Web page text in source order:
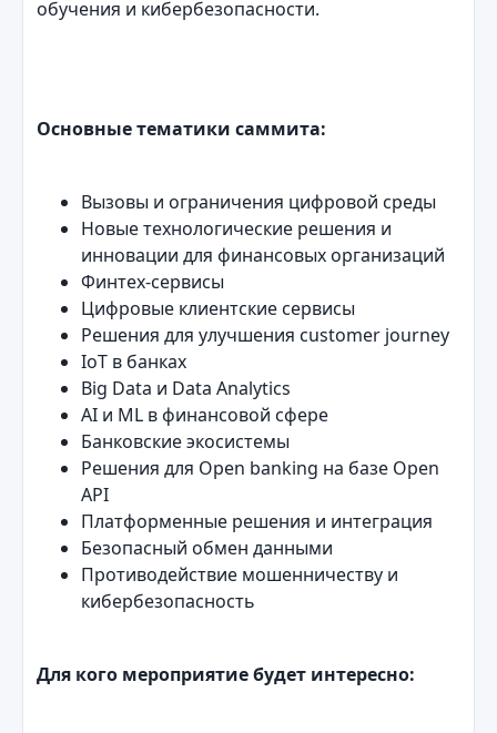
обучения и кибербезопасности.
Основные тематики саммита:
Вызовы и ограничения цифровой среды
Новые технологические решения и
инновации для финансовых организаций
Финтех-сервисы
Цифровые клиентские сервисы
Решения для улучшения customer journey
IoT в банках
Big Data и Data Analytics
AI и ML в финансовой сфере
Банковские экосистемы
Решения для Open banking на базе Open
API
Платформенные решения и интеграция
Безопасный обмен данными
Противодействие мошенничеству и
кибербезопасность
Для кого мероприятие будет интересно: